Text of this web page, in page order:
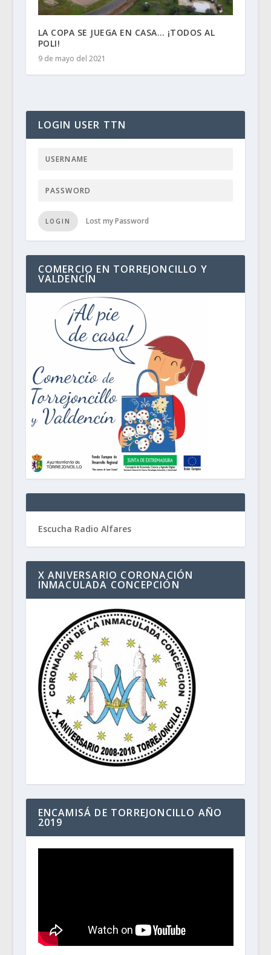
LA COPA SE JUEGA EN CASA… ¡TODOS AL
POLI!
9 de mayo del 2021
LOGIN USER TTN
LOGIN Lost my Password
COMERCIO EN TORREJONCILLO Y
VALDENCÍN
Escucha Radio Alfares
X ANIVERSARIO CORONACIÓN
INMACULADA CONCEPCIÓN
ENCAMISÁ DE TORREJONCILLO AÑO
2019